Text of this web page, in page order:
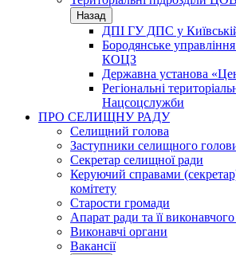
Назад
ДПІ ГУ ДПС у Київській
Бородянське управління
КОЦЗ
Державна установа
Регіональні
Нацсоцслужби
ПРО СЕЛИЩНУ РАДУ
Селищний голова
Заступники селищного
Секретар селищної ради
Керуючий справами
комітету
Старости громади
Апарат ради та її
Виконавчі органи
Вакансії